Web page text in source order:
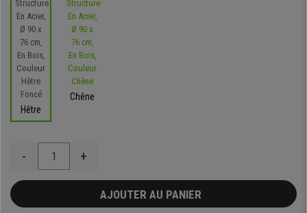
Hêtre
Chêne
- +
AJOUTER AU PANIER